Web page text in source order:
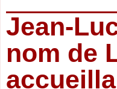
Jean-
nom de